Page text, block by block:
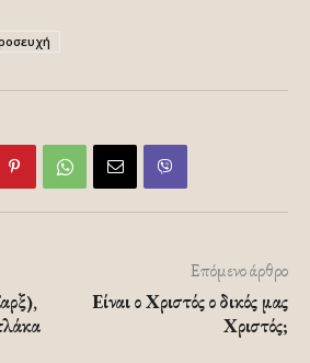
Επόμενο άρθρο
Είναι ο Χριστός ο δικός μας
Χριστός;